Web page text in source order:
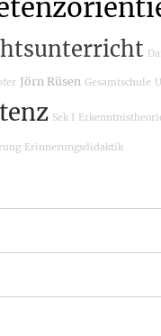
Jörn Rüsen Gesamtschule
Sek I
Erinnerungsdidaktik